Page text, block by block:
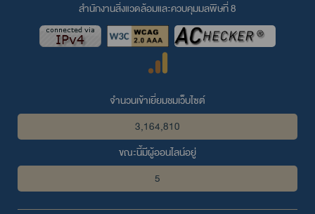
สำนักงานสิ่งแวดล้อมและควบคุมมลพิษที่ 8
จำนวนเข้าเยี่ยมชมเว็บไซต์
3,164,810
ขณะนี้มีผู้ออนไลน์อยู่
5